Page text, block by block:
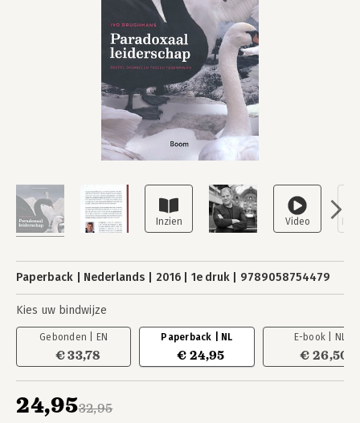
Paperback Nederlands 2016 1e druk 9789058754479
Kies uw bindwijze
Gebonden | EN
€ 33,78
Paperback | NL
€ 24,95
E-book | NL
€ 26,50
32,95
24,95